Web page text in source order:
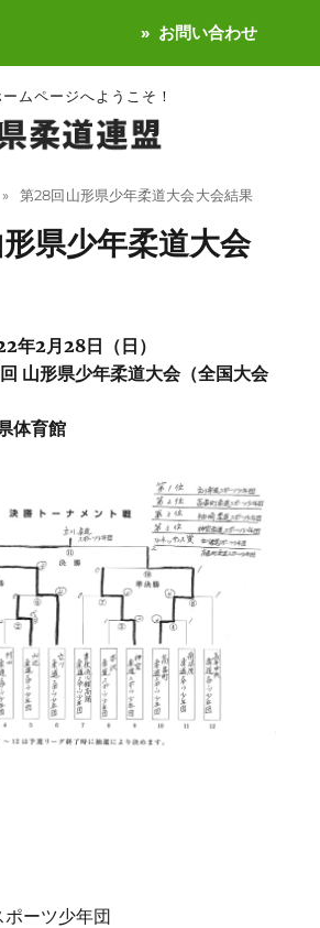
ムページへようこそ！
お問い合わせ
第28回 山形県少年柔道大会 大会結果
県少年柔道大会
2月28日（日）
山形県少年柔道大会（全国大会
育館
ーツ少年団